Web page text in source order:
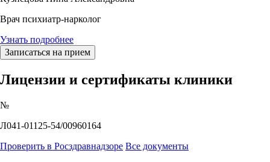
Врач психиатр-нарколог
Узнать подробнее
Записаться на прием
Лицензии и сертификаты клиники
№
Л041-01125-54/00960164
Проверить в Росздравнадзоре Все документы